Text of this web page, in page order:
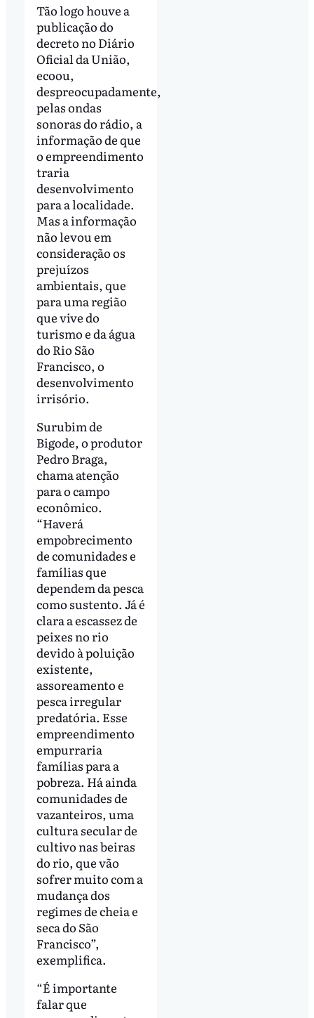
Tão logo houve a
publicação do
decreto no Diário
Oficial da União,
ecoou,
despreocupadamente,
pelas ondas
sonoras do rádio, a
informação de que
o empreendimento
traria
desenvolvimento
para a localidade.
Mas a informação
não levou em
consideração os
prejuízos
ambientais, que
para uma região
que vive do
turismo e da água
do Rio São
Francisco, o
desenvolvimento
irrisório.
Surubim de
Bigode, o produtor
Pedro Braga,
chama atenção
para o campo
econômico.
“Haverá
empobrecimento
de comunidades e
famílias que
dependem da pesca
como sustento. Já é
clara a escassez de
peixes no rio
devido à poluição
existente,
assoreamento e
pesca irregular
predatória. Esse
empreendimento
empurraria
famílias para a
pobreza. Há ainda
comunidades de
vazanteiros, uma
cultura secular de
cultivo nas beiras
do rio, que vão
sofrer muito com a
mudança dos
regimes de cheia e
seca do São
Francisco”,
exemplifica.
“É importante
falar que